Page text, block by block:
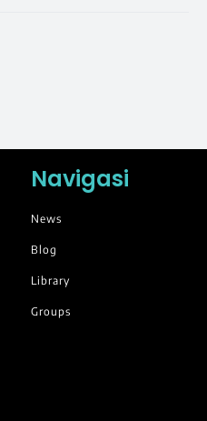
Navigasi
News
Blog
Library
Groups